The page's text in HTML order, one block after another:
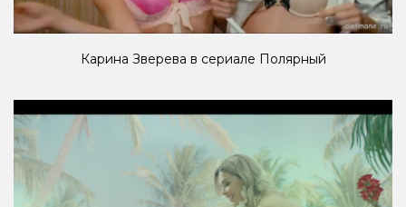
Карина Зверева в сериале Полярный